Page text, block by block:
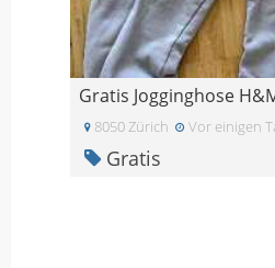
Gratis Jogginghose
8050 Zürich Vor einigen
Gratis